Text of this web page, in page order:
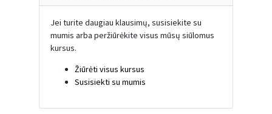
Jei turite daugiau klausimų, susisiekite su
mumis arba peržiūrėkite visus mūsų siūlomus
kursus.
Žiūrėti visus kursus
Susisiekti su mumis